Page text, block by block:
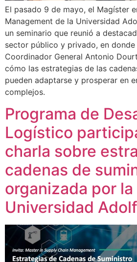
El pasado 9 de mayo, el Magíster
Management de la Universidad
un seminario que reunió a
sector público y privado, en
Coordinador General Antonio
cómo las estrategias de las
pueden adaptarse y prosperar en
complejos.
Programa de
Logístico
charla sobre
cadenas de
organizada por la
Universidad